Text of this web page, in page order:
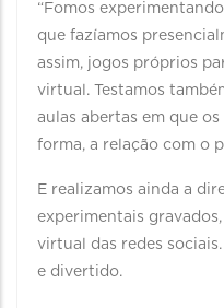
“Fomos
que fazíamos
assim, jogos próprios
virtual. Testamos
aulas abertas em que
forma, a relação com o
E realizamos ainda a
experimentais
virtual das redes
e divertido.